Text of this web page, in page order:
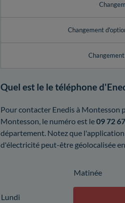
Changement
Quel est le le téléphone
Pour contacter Enedis à Montesson
Montesson, le numéro est le09 72
département. Notez que l'application
d'électricité peut-être géolocalisée
Matinée
Lundi